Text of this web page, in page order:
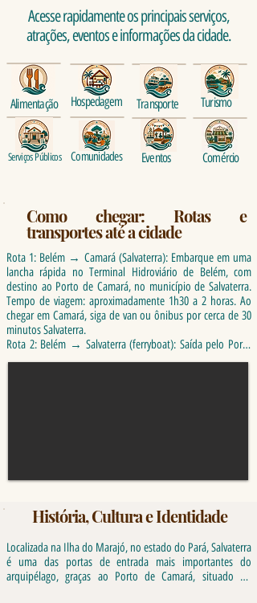
Acesse rapidamente os principais serviços,
atrações, eventos e informações da cidade.
Alimentação
Serviços Públicos
Hospedagem
Comunidades
Transporte Turismo
Eventos Comércio
Como chegar: Rotas e
transportes até a cidade
Rota 1: Belém → Camará (Salvaterra): Embarque em uma
lancha rápida no Terminal Hidroviário de Belém, com
destino ao Porto de Camará, no município de Salvaterra.
Tempo de viagem: aproximadamente 1h30 a 2 horas. Ao
chegar em Camará, siga de van ou ônibus por cerca de 30
minutos Salvaterra.
Rota 2: Belém → Salvaterra (ferryboat): Saída pelo Porto
de Icoaraci, em Belém, a bordo de um ferryboat (balsa).
História, Cultura e Identidade
Localizada na Ilha do Marajó, no estado do Pará, Salvaterra
é uma das portas de entrada mais importantes do
arquipélago, graças ao Porto de Camará, situado no